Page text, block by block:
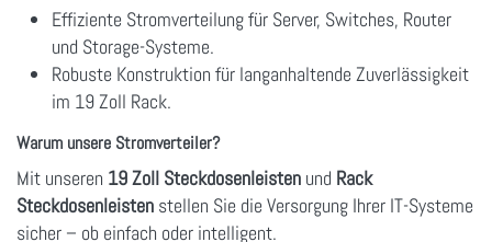
Effiziente Stromverteilung für Server, Switches, Router
und Storage-Systeme.
Robuste Konstruktion für langanhaltende Zuverlässigkeit
im 19 Zoll Rack.
Warum unsere Stromverteiler?
Mit unseren 19 Zoll Steckdosenleisten und Rack
Steckdosenleisten stellen Sie die Versorgung Ihrer IT-Systeme
sicher – ob einfach oder intelligent.